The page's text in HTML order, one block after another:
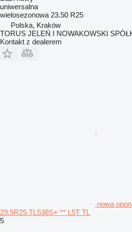
uniwersalna
wielosezonowa 23.50 R25
Polska, Kraków
TORUS JELEŃ I NOWAKOWSKI
Kontakt z dealerem
nowa
29.5R25 TL538S+ ** L5T TL
5